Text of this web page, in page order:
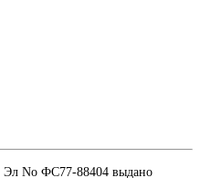
Эл No ФС77-88404 выдано